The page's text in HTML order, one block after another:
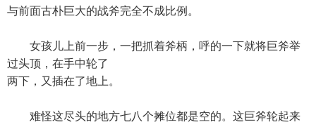
与前面古朴巨大的战斧完全不成比例。
女孩儿上前一步，一把抓着斧柄，呼的一下就将巨斧举
过头顶，在手中轮了
两下，又插在了地上。
难怪这尽头的地方七八个摊位都是空的。这巨斧轮起来